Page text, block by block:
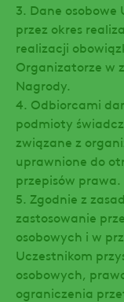
3. Dane
przez okres
realizacji
Organizatorze w
Nagrody.
4. Odbiorcami
podmioty
związane z
uprawnione do
przepisów prawa.
5. Zgodnie z
zastosowanie
osobowych i w
Uczestnikom
osobowych,
ograniczenia